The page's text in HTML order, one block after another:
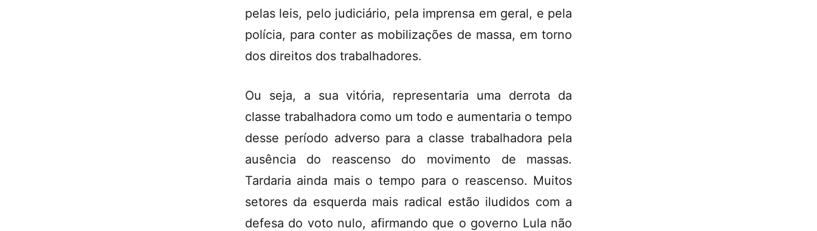
pelas leis, pelo judiciário, pela imprensa em geral, e pela
polícia, para conter as mobilizações de massa, em torno
dos direitos dos trabalhadores.
Ou seja, a sua vitória, representaria uma derrota da
classe trabalhadora como um todo e aumentaria o tempo
desse período adverso para a classe trabalhadora pela
ausência do reascenso do movimento de massas.
Tardaria ainda mais o tempo para o reascenso. Muitos
setores da esquerda mais radical estão iludidos com a
defesa do voto nulo, afirmando que o governo Lula não